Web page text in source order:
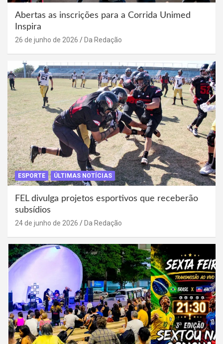
Abertas as inscrições para a Corrida Unimed
Inspira
26 de junho de 2026 Da Redação
ESPORTE ÚLTIMAS NOTÍCIAS
FEL divulga projetos esportivos que receberão
subsídios
24 de junho de 2026 Da Redação